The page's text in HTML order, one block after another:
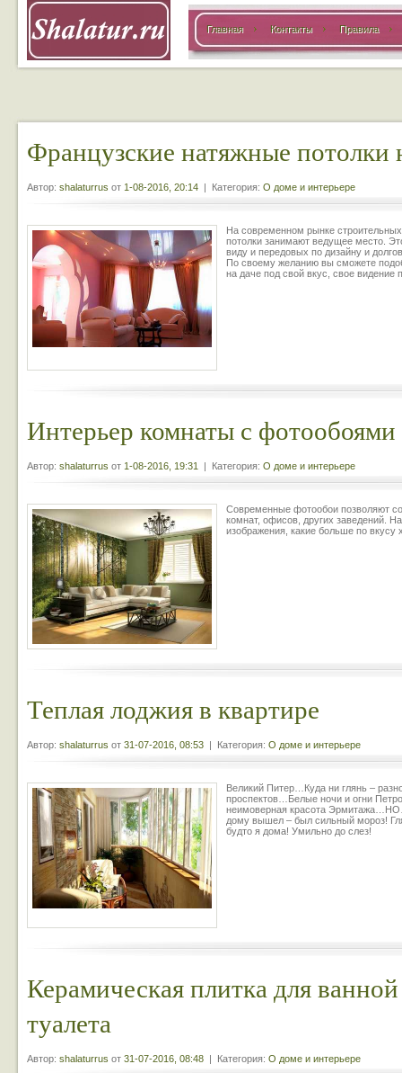
Главная Контакты Правила
Французские натяжные потолки
Автор: shalaturrus от 1-08-2016, 20:14 | Категория: О доме и интерьере
На современном рынке
потолки занимают ведущее место.
виду и передовых по дизайну и
По своему желанию вы сможете
на даче под свой вкус, свое видение
Интерьер комнаты с фотообоями
Автор: shalaturrus от 1-08-2016, 19:31 | Категория: О доме и интерьере
Современные фотообои позволяют
комнат, офисов, других заведений.
изображения, какие больше по
Теплая лоджия в квартире
Автор: shalaturrus от 31-07-2016, 08:53 | Категория: О доме и интерьере
Великий Питер…Куда ни глянь –
проспектов…Белые ночи и огни
неимоверная красота
дому вышел – был сильный мороз!
будто я дома! Умильно до слез!
Керамическая плитка для
туалета
Автор: shalaturrus от 31-07-2016, 08:48 | Категория: О доме и интерьере